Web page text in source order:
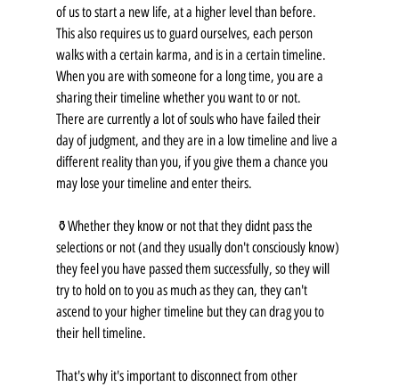
of us to start a new life, at a higher level than before.
This also requires us to guard ourselves, each person
walks with a certain karma, and is in a certain timeline.
When you are with someone for a long time, you are a
sharing their timeline whether you want to or not.
There are currently a lot of souls who have failed their
day of judgment, and they are in a low timeline and live a
different reality than you, if you give them a chance you
may lose your timeline and enter theirs.
⚱️Whether they know or not that they didnt pass the
selections or not (and they usually don't consciously know)
they feel you have passed them successfully, so they will
try to hold on to you as much as they can, they can't
ascend to your higher timeline but they can drag you to
their hell timeline.
That's why it's important to disconnect from other